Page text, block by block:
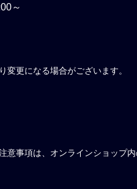
～
変更になる場合がございます。
意事項は、オンラインショップ